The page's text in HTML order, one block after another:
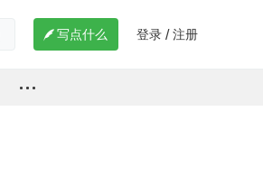
 写点什么 登录 / 注册